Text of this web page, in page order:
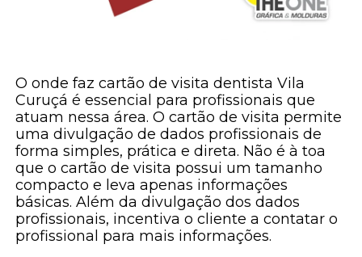
O onde faz cartão de visita dentista Vila
Curuçá é essencial para profissionais que
atuam nessa área. O cartão de visita permite
uma divulgação de dados profissionais de
forma simples, prática e direta. Não é à toa
que o cartão de visita possui um tamanho
compacto e leva apenas informações
básicas. Além da divulgação dos dados
profissionais, incentiva o cliente a contatar o
profissional para mais informações.